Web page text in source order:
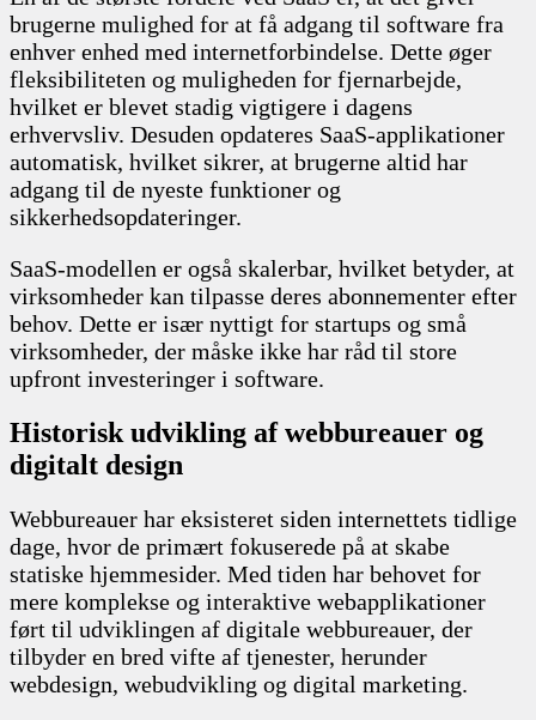
brugerne mulighed for at få adgang til software fra
enhver enhed med internetforbindelse. Dette øger
fleksibiliteten og muligheden for fjernarbejde,
hvilket er blevet stadig vigtigere i dagens
erhvervsliv. Desuden opdateres SaaS-applikationer
automatisk, hvilket sikrer, at brugerne altid har
adgang til de nyeste funktioner og
sikkerhedsopdateringer.
SaaS-modellen er også skalerbar, hvilket betyder, at
virksomheder kan tilpasse deres abonnementer efter
behov. Dette er især nyttigt for startups og små
virksomheder, der måske ikke har råd til store
upfront investeringer i software.
Historisk udvikling af webbureauer og
digitalt design
Webbureauer har eksisteret siden internettets tidlige
dage, hvor de primært fokuserede på at skabe
statiske hjemmesider. Med tiden har behovet for
mere komplekse og interaktive webapplikationer
ført til udviklingen af digitale webbureauer, der
tilbyder en bred vifte af tjenester, herunder
webdesign, webudvikling og digital marketing.